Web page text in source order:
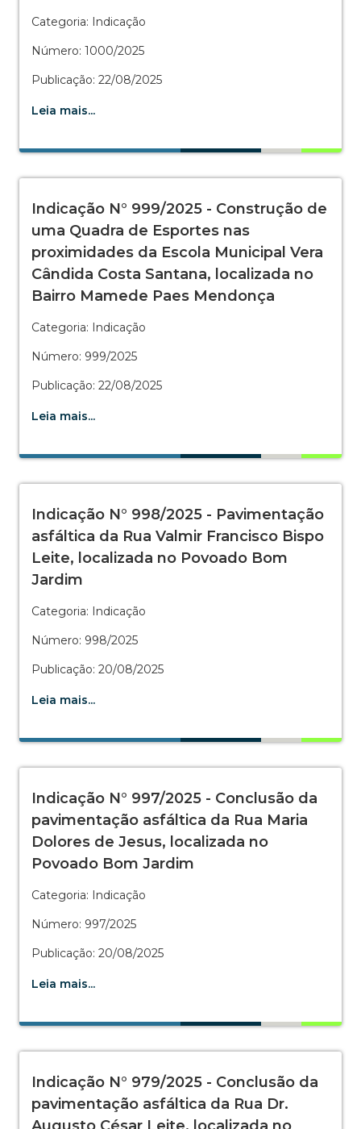
Categoria: Indicação
Número: 1000/2025
Publicação: 22/08/2025
Leia mais...
Indicação N° 999/2025 - Construção de
uma Quadra de Esportes nas
proximidades da Escola Municipal Vera
Cândida Costa Santana, localizada no
Bairro Mamede Paes Mendonça
Categoria: Indicação
Número: 999/2025
Publicação: 22/08/2025
Leia mais...
Indicação N° 998/2025 - Pavimentação
asfáltica da Rua Valmir Francisco Bispo
Leite, localizada no Povoado Bom
Jardim
Categoria: Indicação
Número: 998/2025
Publicação: 20/08/2025
Leia mais...
Indicação N° 997/2025 - Conclusão da
pavimentação asfáltica da Rua Maria
Dolores de Jesus, localizada no
Povoado Bom Jardim
Categoria: Indicação
Número: 997/2025
Publicação: 20/08/2025
Leia mais...
Indicação N° 979/2025 - Conclusão da
pavimentação asfáltica da Rua Dr.